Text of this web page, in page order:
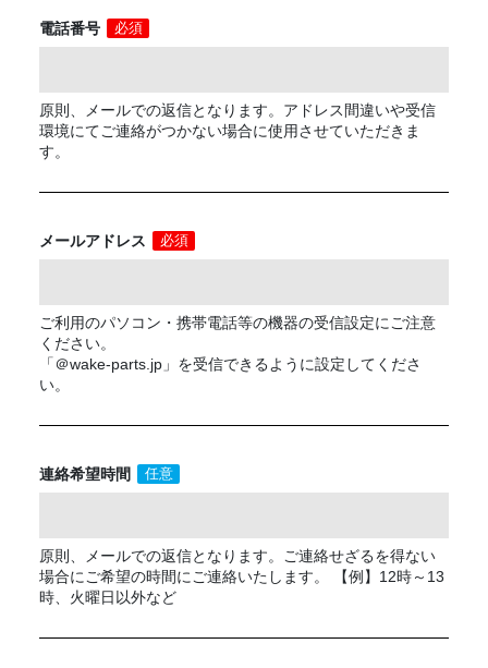
電話番号 必須
原則、メールでの返信となります。アドレス間違いや受信
環境にてご連絡がつかない場合に使用させていただきま
す。
メールアドレス 必須
ご利用のパソコン・携帯電話等の機器の受信設定にご注意
ください。
「＠wake-parts.jp」を受信できるように設定してくださ
い。
連絡希望時間 任意
原則、メールでの返信となります。ご連絡せざるを得ない
場合にご希望の時間にご連絡いたします。 【例】12時～13
時、火曜日以外など